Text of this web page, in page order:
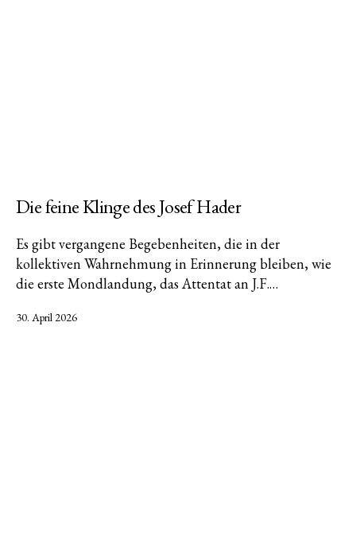
Die feine Klinge des Josef Hader
Es gibt vergangene Begebenheiten, die in der
kollektiven Wahrnehmung in Erinnerung bleiben, wie
die erste Mondlandung, das Attentat an J.F.…
Veröffentlicht
30. April 2026